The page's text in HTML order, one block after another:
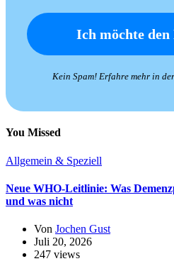
Kein Spam! Erfahre mehr in der
You Missed
Allgemein & Speziell
Neue WHO-Leitlinie: Was
und was nicht
Von Jochen Gust
Juli 20, 2026
247 views